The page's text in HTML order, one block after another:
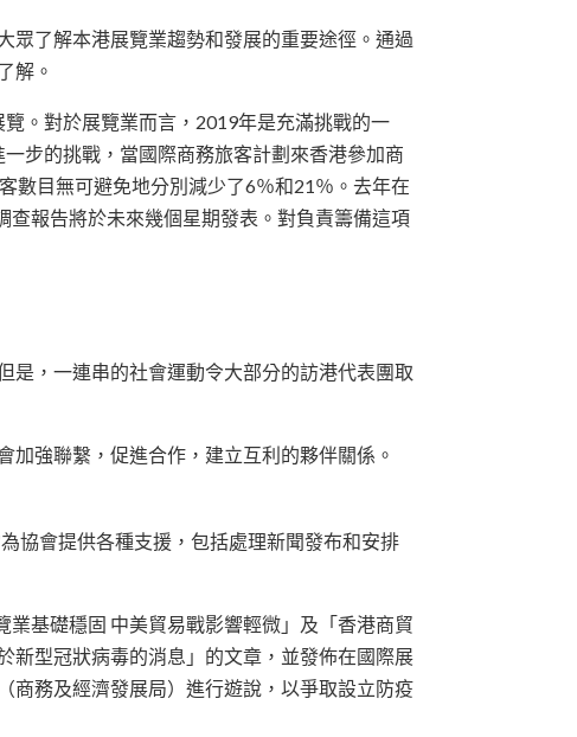
眾了解本港展覽業趨勢和發展的重要途徑。通過
解。
。對於展覽業而言，2019年是充滿挑戰的一
步的挑戰，當國際商務旅客計劃來香港參加商
數目無可避免地分別減少了6％和21％。去年在
報告將於未來幾個星期發表。對負責籌備這項
是，一連串的社會運動令大部分的訪港代表團取
強聯繫，促進合作，建立互利的夥伴關係。
協會提供各種支援，包括處理新聞發布和安排
基礎穩固 中美貿易戰影響輕微」及「香港商貿
新型冠狀病毒的消息」的文章，並發佈在國際展
商務及經濟發展局）進行遊說，以爭取設立防疫